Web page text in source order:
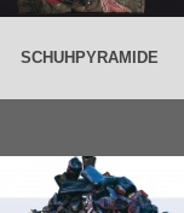
SCHUHPYRAMIDE